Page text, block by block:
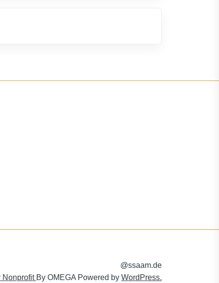
@ssaam.de
Nonprofit By OMEGA Powered by WordPress.